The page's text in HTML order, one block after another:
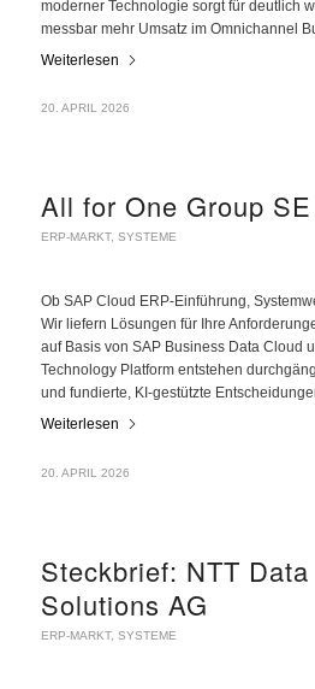
moderner Technologie sorgt für deutlich
messbar mehr Umsatz im Omnichannel
Weiterlesen
20. APRIL 2026
All for One Group SE
ERP-MARKT, SYSTEME
Ob SAP Cloud ERP-Einführung,
Wir liefern Lösungen für Ihre
auf Basis von SAP Business Data Cloud
Technology Platform entstehen
und fundierte, KI-gestützte
Weiterlesen
20. APRIL 2026
Steckbrief: NTT
Solutions AG
ERP-MARKT, SYSTEME